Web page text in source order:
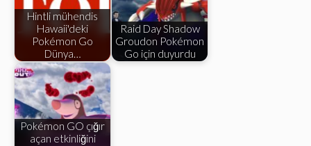
Hintli mühendis
Hawaii'deki
Pokémon Go
Dünya…
Raid Day Shadow
Groudon Pokémon
Go için duyurdu
Pokémon GO çığır
açan etkinliğini